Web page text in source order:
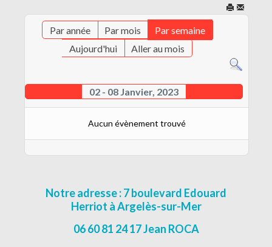
AVIS DE VACANCIERS
CONTACT
MENTIONS LÉGALES
Par année Par mois
Par semaine
Aujourd'hui
Aller au mois
02 - 08 Janvier, 2023
Aucun évènement trouvé
Notre adresse : 7 boulevard Edouard
Herriot à Argelès-sur-Mer
06 60 81 24 17 Jean ROCA